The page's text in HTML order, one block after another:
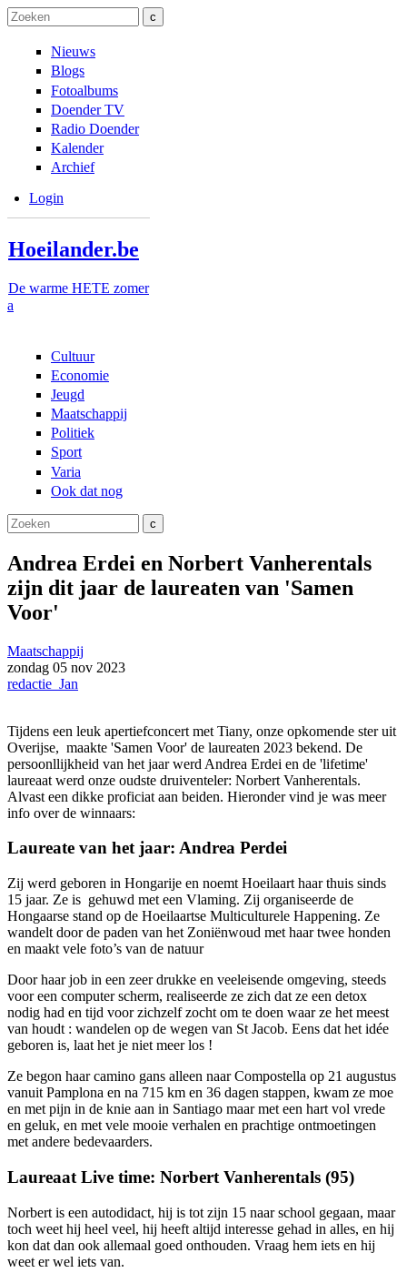
Overslaan en naar de inhoud gaan
Skip to navigation
Zoeken
Nieuws
Blogs
Fotoalbums
Doender TV
Radio Doender
Kalender
Archief
Login
Hoeilander.be
De warme HETE zomer
a
Cultuur
Economie
Jeugd
Maatschappij
Politiek
Sport
Varia
Ook dat nog
Zoeken
Andrea Erdei en Norbert Vanherentals
zijn dit jaar de laureaten van 'Samen
Voor'
Maatschappij
zondag 05 nov 2023
redactie_Jan
Tijdens een leuk apertiefconcert met Tiany, onze opkomende ster uit
Overijse, maakte 'Samen Voor' de laureaten 2023 bekend. De
persoonllijkheid van het jaar werd Andrea Erdei en de 'lifetime'
laureaat werd onze oudste druiventeler: Norbert Vanherentals.
Alvast een dikke proficiat aan beiden. Hieronder vind je was meer
info over de winnaars:
Laureate van het jaar: Andrea Perdei
Zij werd geboren in Hongarije en noemt Hoeilaart haar thuis sinds
15 jaar. Ze is gehuwd met een Vlaming. Zij organiseerde de
Hongaarse stand op de Hoeilaartse Multiculturele Happening. Ze
wandelt door de paden van het Zoniënwoud met haar twee honden
en maakt vele foto’s van de natuur
Door haar job in een zeer drukke en veeleisende omgeving, steeds
voor een computer scherm, realiseerde ze zich dat ze een detox
nodig had en tijd voor zichzelf zocht om te doen waar ze het meest
van houdt : wandelen op de wegen van St Jacob. Eens dat het idée
geboren is, laat het je niet meer los !
Ze begon haar camino gans alleen naar Compostella op 21 augustus
vanuit Pamplona en na 715 km en 36 dagen stappen, kwam ze moe
en met pijn in de knie aan in Santiago maar met een hart vol vrede
en geluk, en met vele mooie verhalen en prachtige ontmoetingen
met andere bedevaarders.
Laureaat Live time: Norbert Vanherentals (95)
Norbert is een autodidact, hij is tot zijn 15 naar school gegaan, maar
toch weet hij heel veel, hij heeft altijd interesse gehad in alles, en hij
kon dat dan ook allemaal goed onthouden. Vraag hem iets en hij
weet er wel iets van.